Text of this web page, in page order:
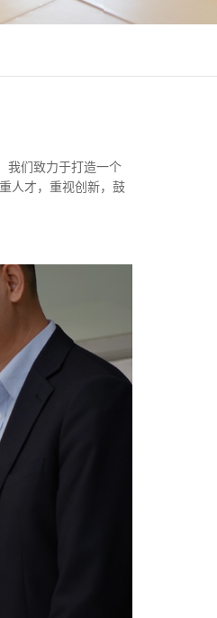
我们致力于打造一个
人才，重视创新，鼓